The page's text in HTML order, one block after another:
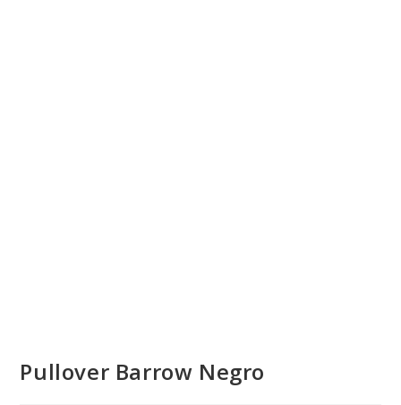
Pullover Barrow Negro